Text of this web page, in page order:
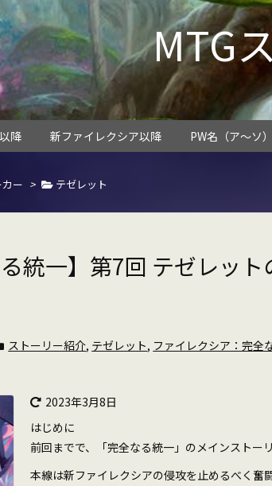
MTG
降 新ファイレクシア以降 PW名（ア～ソ）
ー > テゼレット
統一】第7回 テゼレッ
ストーリー紹介, テゼレット, ファイレクシア：完全
2023年3月8日
はじめに
前回までで、「完全なる統一」のメインストー
本線は新ファイレクシアの侵攻を止めるべく奮